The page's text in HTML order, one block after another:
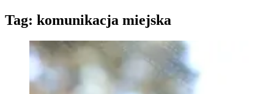
Tag: komunikacja miejska